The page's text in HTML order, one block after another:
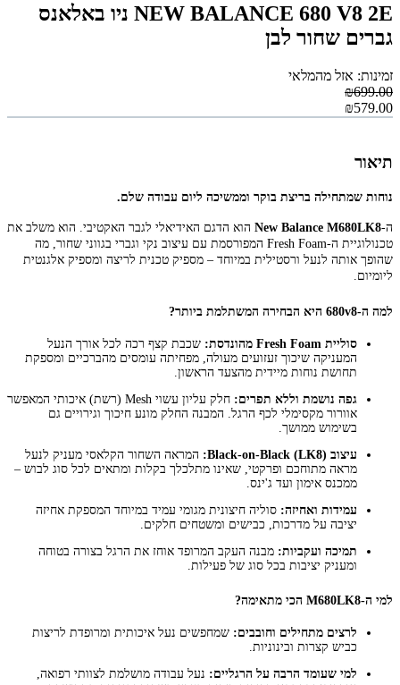
NEW BALANCE 680 V8 2E ניו באלאנס
גברים שחור לבן
זמינות: אזל מהמלאי
₪699.00
₪579.00
תיאור
נוחות שמתחילה בריצת בוקר וממשיכה ליום עבודה שלם.
ה-New Balance M680LK8 הוא הדגם האידיאלי לגבר האקטיבי. הוא משלב את
טכנולוגיית ה-Fresh Foam המפורסמת עם עיצוב נקי וגברי בגווני שחור, מה
שהופך אותה לנעל ורסטילית במיוחד – מספיק טכנית לריצה ומספיק אלגנטית
ליומיום.
למה ה-680v8 היא הבחירה המשתלמת ביותר?
סוליית Fresh Foam מהונדסת:
שכבת קצף רכה לכל אורך הנעל
המעניקה שיכוך זעזועים מעולה, מפחיתה עומסים מהברכיים ומספקת
תחושת נוחות מיידית מהצעד הראשון.
גפה נושמת וללא תפרים:
חלק עליון עשוי Mesh (רשת) איכותי המאפשר
אוורור מקסימלי לכף הרגל. המבנה החלק מונע חיכוך וגירויים גם
בשימוש ממושך.
עיצוב Black-on-Black (LK8):
המראה השחור הקלאסי מעניק לנעל
מראה מתוחכם ופרקטי, שאינו מתלכלך בקלות ומתאים לכל סוג לבוש –
ממכנס אימון ועד ג'ינס.
עמידות ואחיזה: סוליה חיצונית מגומי עמיד במיוחד המספקת אחיזה
יציבה על מדרכות, כבישים ומשטחים חלקים.
תמיכה ועקביות: מבנה העקב המרופד אוחז את הרגל בצורה בטוחה
ומעניק יציבות בכל סוג של פעילות.
למי ה-M680LK8 הכי מתאימה?
לרצים מתחילים וחובבים: שמחפשים נעל איכותית ומרופדת לריצות
כביש קצרות ובינוניות.
למי שעומד הרבה על הרגליים: נעל עבודה מושלמת לצוותי רפואה,